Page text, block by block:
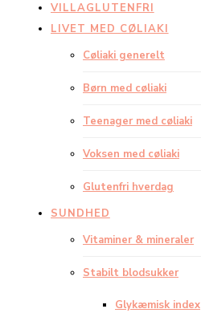
VILLAGLUTENFRI
LIVET MED CØLIAKI
Cøliaki generelt
Børn med cøliaki
Teenager med cøliaki
Voksen med cøliaki
Glutenfri hverdag
SUNDHED
Vitaminer & mineraler
Stabilt blodsukker
Glykæmisk index